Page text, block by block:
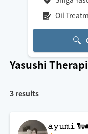
Oil
Yasushi
3 results
𝚊𝚢𝚞𝚖𝚒